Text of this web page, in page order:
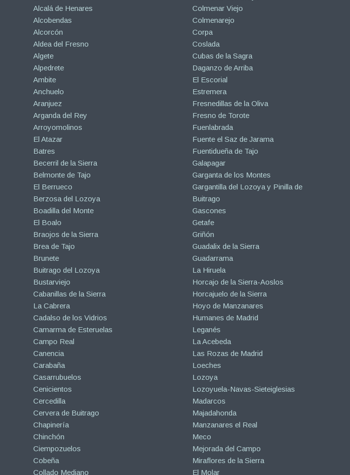
Alcalá de Henares
Alcobendas
Alcorcón
Aldea del Fresno
Algete
Alpedrete
Ambite
Anchuelo
Aranjuez
Arganda del Rey
Arroyomolinos
El Atazar
Batres
Becerril de la Sierra
Belmonte de Tajo
El Berrueco
Berzosa del Lozoya
Boadilla del Monte
El Boalo
Braojos de la Sierra
Brea de Tajo
Brunete
Buitrago del Lozoya
Bustarviejo
Cabanillas de la Sierra
La Cabrera
Cadalso de los Vidrios
Camarma de Esteruelas
Campo Real
Canencia
Carabaña
Casarrubuelos
Cenicientos
Cercedilla
Cervera de Buitrago
Chapinería
Chinchón
Ciempozuelos
Cobeña
Collado Mediano
Colmenar Viejo
Colmenarejo
Corpa
Coslada
Cubas de la Sagra
Daganzo de Arriba
El Escorial
Estremera
Fresnedillas de la Oliva
Fresno de Torote
Fuenlabrada
Fuente el Saz de Jarama
Fuentidueña de Tajo
Galapagar
Garganta de los Montes
Gargantilla del Lozoya y Pinilla de
Buitrago
Gascones
Getafe
Griñón
Guadalix de la Sierra
Guadarrama
La Hiruela
Horcajo de la Sierra-Aoslos
Horcajuelo de la Sierra
Hoyo de Manzanares
Humanes de Madrid
Leganés
La Acebeda
Las Rozas de Madrid
Loeches
Lozoya
Lozoyuela-Navas-Sieteiglesias
Madarcos
Majadahonda
Manzanares el Real
Meco
Mejorada del Campo
Miraflores de la Sierra
El Molar